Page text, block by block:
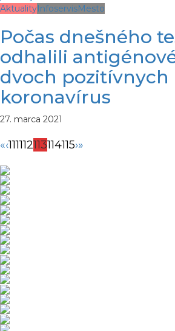
Aktuality InfoservisMesto
Počas dnešného
odhalili
dvoch pozitívnych
koronavírus
27. marca 2021
«‹111112113114115›»